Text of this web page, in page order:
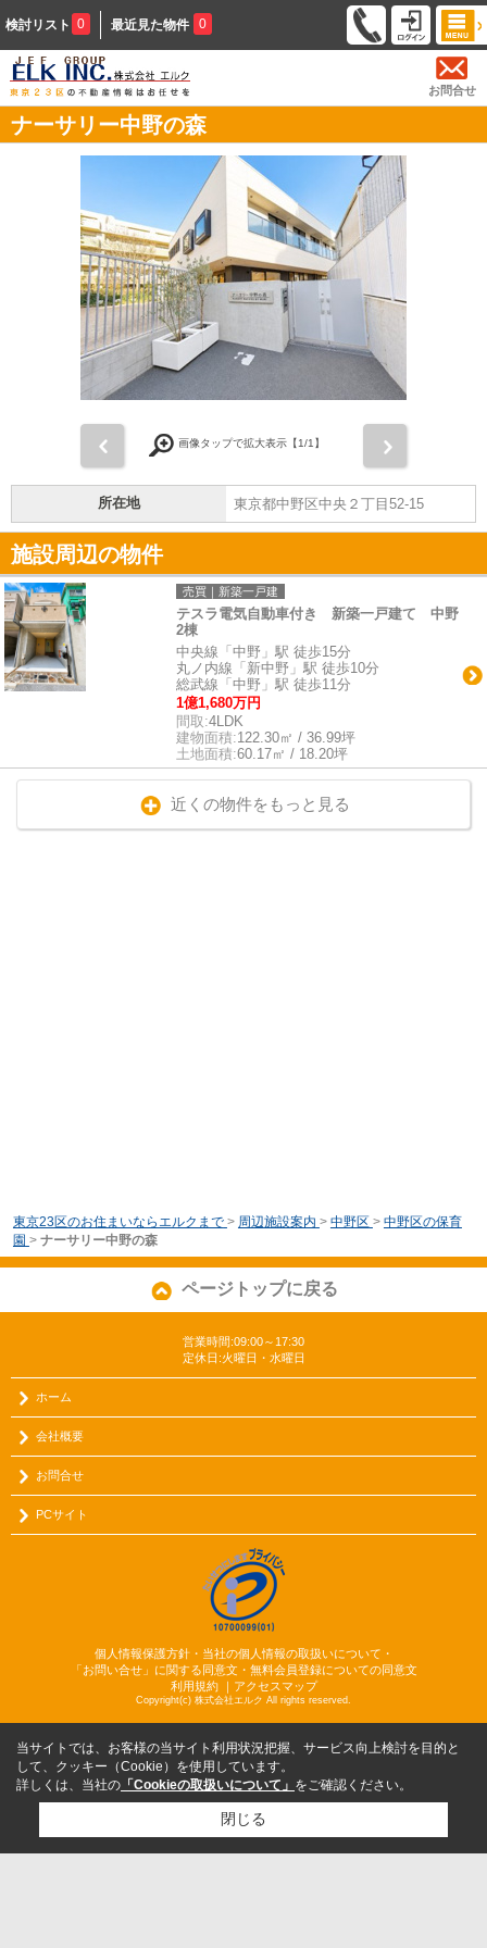
検討リスト 0 最近見た物件 0
お問合せ
ナーサリー中野の森
画像タップで拡大表示【1/1】
所在地 東京都中野区中央２丁目52-15
施設周辺の物件
売買｜新築一戸建
テスラ電気自動車付き 新築一戸建て 中野
2棟
中央線「中野」駅 徒歩15分
丸ノ内線「新中野」駅 徒歩10分
総武線「中野」駅 徒歩11分
1億1,680万円
間取:4LDK
建物面積:122.30㎡ / 36.99坪
土地面積:60.17㎡ / 18.20坪
近くの物件をもっと見る
東京23区のお住まいならエルクまで > 周辺施設案内 > 中野区 > 中野区の保育
園 > ナーサリー中野の森
ページトップに戻る
営業時間:09:00～17:30
定休日:火曜日・水曜日
ホーム
会社概要
お問合せ
PCサイト
個人情報保護方針・当社の個人情報の取扱いについて・
「お問い合せ」に関する同意文・無料会員登録についての同意文
利用規約｜ アクセスマップ
Copyright(c) 株式会社エルク All rights reserved.
当サイトでは、お客様の当サイト利用状況把握、サービス向上検討を目的と
して、クッキー（Cookie）を使用しています。
詳しくは、当社の 「Cookieの取扱いについて」 をご確認ください。
閉じる